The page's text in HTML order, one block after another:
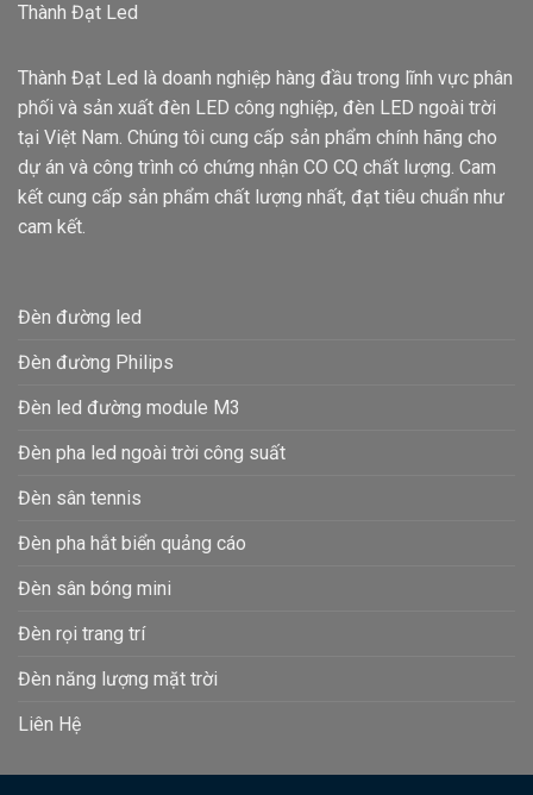
Thành Đạt Led
Thành Đạt Led là doanh nghiệp hàng đầu trong lĩnh vực phân
phối và sản xuất đèn LED công nghiệp, đèn LED ngoài trời
tại Việt Nam. Chúng tôi cung cấp sản phẩm chính hãng cho
dự án và công trình có chứng nhận CO CQ chất lượng. Cam
kết cung cấp sản phẩm chất lượng nhất, đạt tiêu chuẩn như
cam kết.
Đèn đường led
Đèn đường Philips
Đèn led đường module M3
Đèn pha led ngoài trời công suất
Đèn sân tennis
Đèn pha hắt biển quảng cáo
Đèn sân bóng mini
Đèn rọi trang trí
Đèn năng lượng mặt trời
Liên Hệ